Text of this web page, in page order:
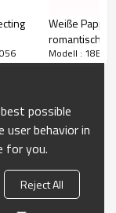
Weiße
romantische
Funkeln-
Modell :
possible
user behavior in
for you.
Reject All